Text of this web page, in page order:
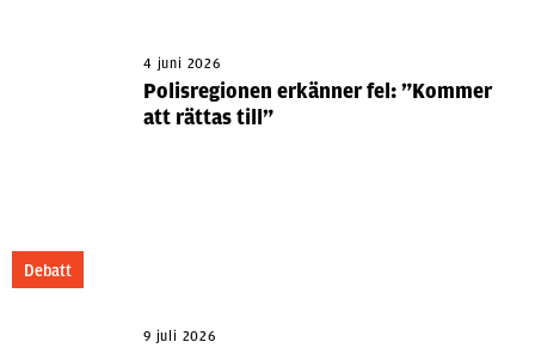
4 juni 2026
Polisregionen erkänner fel: ”Kommer
att rättas till”
Debatt
9 juli 2026